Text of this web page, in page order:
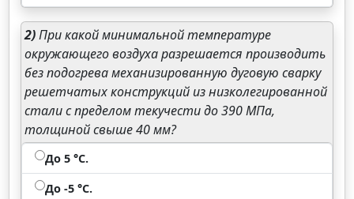
2)При какой минимальной температуре
окружающего воздуха разрешается производить
без подогрева механизированную дуговую сварку
решетчатых конструкций из низколегированной
стали с пределом текучести до 390 МПа,
толщиной свыше 40 мм?
До 5 °С.
До -5 °С.